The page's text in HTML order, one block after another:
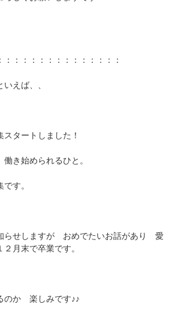
：：：：：：：：：：：：：：
えば、、
タートしました！
き始められるひと。
す。
せしますが おめでたいお話があり 愛
月末で卒業です。
のか 楽しみです♪♪